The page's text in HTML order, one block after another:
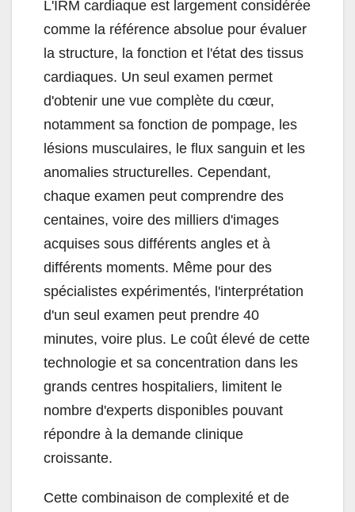
L'IRM cardiaque est largement considérée
comme la référence absolue pour évaluer
la structure, la fonction et l'état des tissus
cardiaques. Un seul examen permet
d'obtenir une vue complète du cœur,
notamment sa fonction de pompage, les
lésions musculaires, le flux sanguin et les
anomalies structurelles. Cependant,
chaque examen peut comprendre des
centaines, voire des milliers d'images
acquises sous différents angles et à
différents moments. Même pour des
spécialistes expérimentés, l'interprétation
d'un seul examen peut prendre 40
minutes, voire plus. Le coût élevé de cette
technologie et sa concentration dans les
grands centres hospitaliers, limitent le
nombre d'experts disponibles pouvant
répondre à la demande clinique
croissante.
Cette combinaison de complexité et de